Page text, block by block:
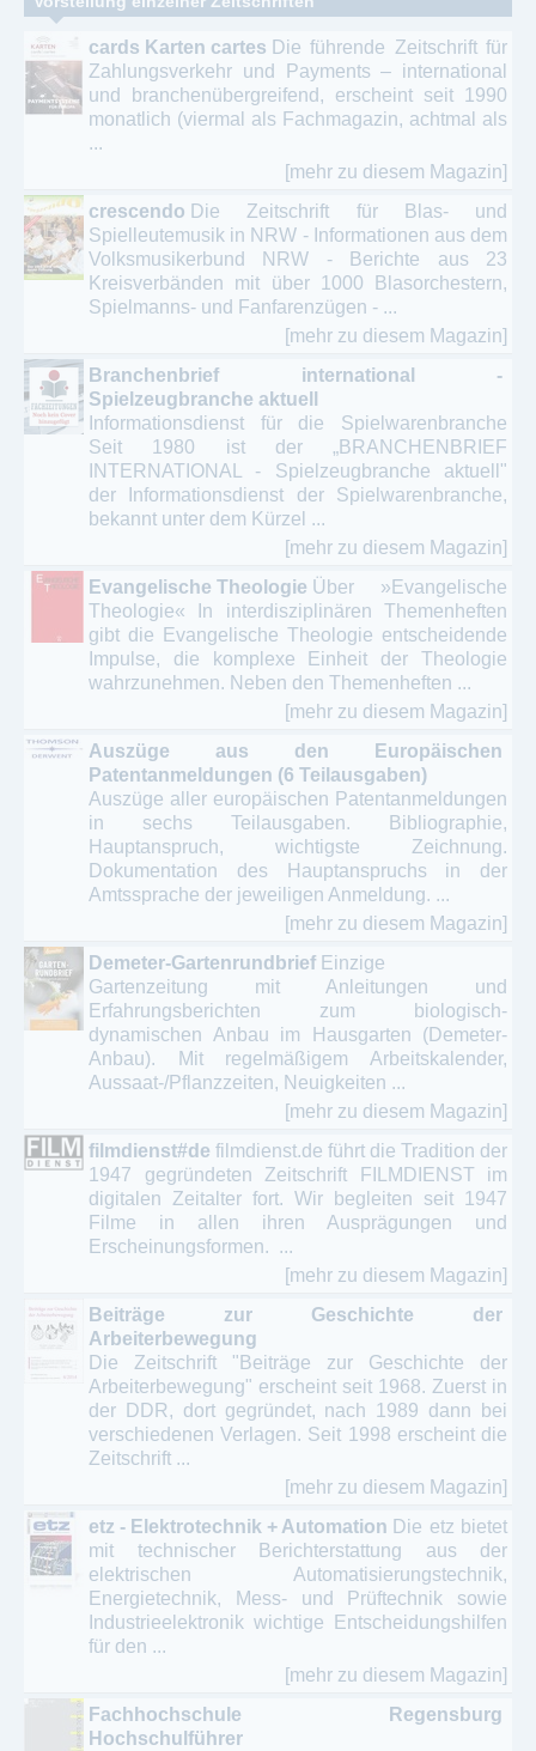
cards Karten cartes Die führende Zeitschrift für
Zahlungsverkehr und Payments – international
und branchenübergreifend, erscheint seit 1990
monatlich (viermal als Fachmagazin, achtmal als
...
[mehr zu diesem Magazin]
crescendo Die Zeitschrift für Blas- und
Spielleutemusik in NRW - Informationen aus dem
Volksmusikerbund NRW - Berichte aus 23
Kreisverbänden mit über 1000 Blasorchestern,
Spielmanns- und Fanfarenzügen - ...
[mehr zu diesem Magazin]
Branchenbrief international -
Spielzeugbranche aktuell
Informationsdienst für die Spielwarenbranche
Seit 1980 ist der „BRANCHENBRIEF
INTERNATIONAL - Spielzeugbranche aktuell"
der Informationsdienst der Spielwarenbranche,
bekannt unter dem Kürzel ...
[mehr zu diesem Magazin]
Evangelische Theologie Über »Evangelische
Theologie« In interdisziplinären Themenheften
gibt die Evangelische Theologie entscheidende
Impulse, die komplexe Einheit der Theologie
wahrzunehmen. Neben den Themenheften ...
[mehr zu diesem Magazin]
Auszüge aus den Europäischen
Patentanmeldungen (6 Teilausgaben)
Auszüge aller europäischen Patentanmeldungen
in sechs Teilausgaben. Bibliographie,
Hauptanspruch, wichtigste Zeichnung.
Dokumentation des Hauptanspruchs in der
Amtssprache der jeweiligen Anmeldung. ...
[mehr zu diesem Magazin]
Demeter-Gartenrundbrief Einzige
Gartenzeitung mit Anleitungen und
Erfahrungsberichten zum biologisch-
dynamischen Anbau im Hausgarten (Demeter-
Anbau). Mit regelmäßigem Arbeitskalender,
Aussaat-/Pflanzzeiten, Neuigkeiten ...
[mehr zu diesem Magazin]
filmdienst#de filmdienst.de führt die Tradition der
1947 gegründeten Zeitschrift FILMDIENST im
digitalen Zeitalter fort. Wir begleiten seit 1947
Filme in allen ihren Ausprägungen und
Erscheinungsformen. ...
[mehr zu diesem Magazin]
Beiträge zur Geschichte der
Arbeiterbewegung
Die Zeitschrift "Beiträge zur Geschichte der
Arbeiterbewegung" erscheint seit 1968. Zuerst in
der DDR, dort gegründet, nach 1989 dann bei
verschiedenen Verlagen. Seit 1998 erscheint die
Zeitschrift ...
[mehr zu diesem Magazin]
etz - Elektrotechnik + Automation Die etz bietet
mit technischer Berichterstattung aus der
elektrischen Automatisierungstechnik,
Energietechnik, Mess- und Prüftechnik sowie
Industrieelektronik wichtige Entscheidungshilfen
für den ...
[mehr zu diesem Magazin]
Fachhochschule Regensburg
Hochschulführer